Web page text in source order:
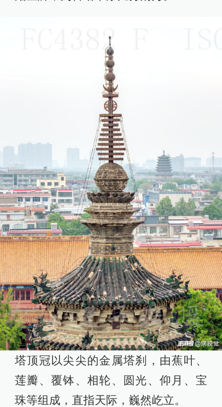
塔顶冠以尖尖的金属塔刹，由蕉叶、
莲瓣、覆钵、相轮、圆光、仰月、宝
珠等组成，直指天际，巍然屹立。